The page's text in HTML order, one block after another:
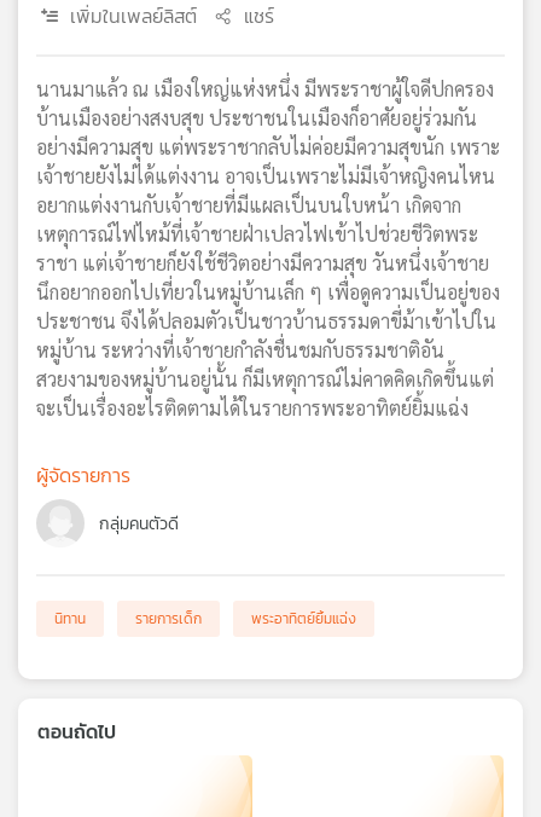
เครือ
ข่าย
วิทยุ
ไทย
เอส
แผนที่
วิทยุ
ข่าย
เพิ่มในเพลย์ลิสต์ แชร์
นานมาแล้ว ณ เมืองใหญ่แห่งหนึ่ง มีพระราชาผู้ใจดีปกครอง
บ้านเมืองอย่างสงบสุข ประชาชนในเมืองก็อาศัยอยู่ร่วมกัน
อย่างมีความสุข แต่พระราชากลับไม่ค่อยมีความสุขนัก เพราะ
เจ้าชายยังไม่ได้แต่งงาน อาจเป็นเพราะไม่มีเจ้าหญิงคนไหน
อยากแต่งงานกับเจ้าชายที่มีแผลเป็นบนใบหน้า เกิดจาก
เหตุการณ์ไฟไหม้ที่เจ้าชายฝ่าเปลวไฟเข้าไปช่วยชีวิตพระ
ราชา แต่เจ้าชายก็ยังใช้ชีวิตอย่างมีความสุข วันหนึ่งเจ้าชาย
นึกอยากออกไปเที่ยวในหมู่บ้านเล็ก ๆ เพื่อดูความเป็นอยู่ของ
ประชาชน จึงได้ปลอมตัวเป็นชาวบ้านธรรมดาขี่ม้าเข้าไปใน
หมู่บ้าน ระหว่างที่เจ้าชายกำลังชื่นชมกับธรรมชาติอัน
สวยงามของหมู่บ้านอยู่นั้น ก็มีเหตุการณ์ไม่คาดคิดเกิดขึ้นแต่
จะเป็นเรื่องอะไรติดตามได้ในรายการพระอาทิตย์ยิ้มแฉ่ง
ผู้จัดรายการ
กลุ่มคนตัวดี
นิทาน รายการเด็ก พระอาทิตย์ยิ้มแฉ่ง
ตอนถัดไป